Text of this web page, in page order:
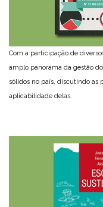
Com a participação de
amplo panorama da gestão
sólidos no país, discutindo as
aplicabilidade delas.